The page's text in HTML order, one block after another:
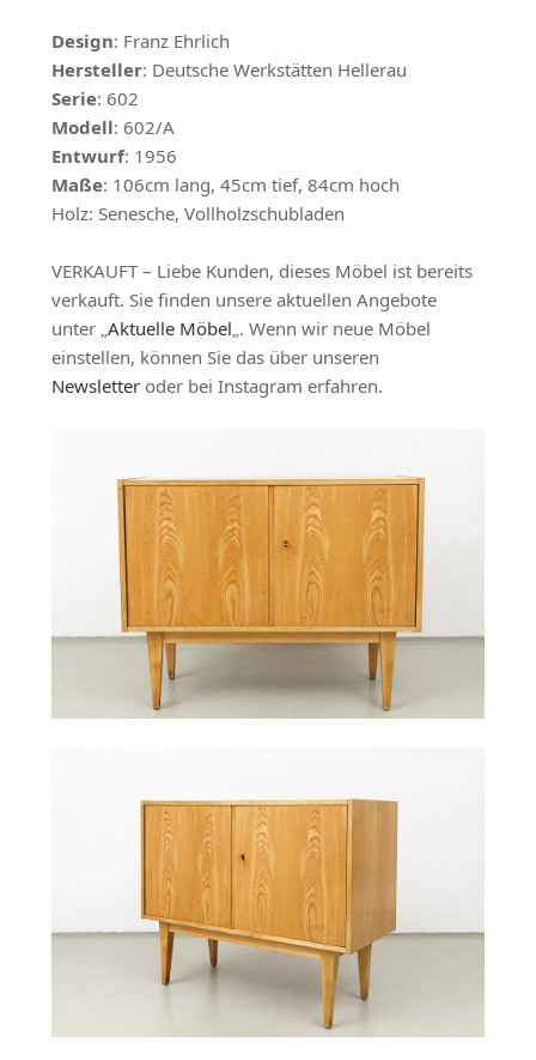
Design: Franz Ehrlich
Hersteller: Deutsche Werkstätten Hellerau
Serie: 602
Modell: 602/A
Entwurf: 1956
Maße: 106cm lang, 45cm tief, 84cm hoch
Holz: Senesche, Vollholzschubladen
VERKAUFT – Liebe Kunden, dieses Möbel ist bereits
verkauft. Sie finden unsere aktuellen Angebote
unter „Aktuelle Möbel„. Wenn wir neue Möbel
einstellen, können Sie das über unseren
Newsletteroder bei Instagram erfahren.